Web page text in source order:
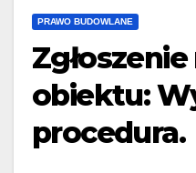
PRAWO BUDOWLANE
obiektu:
procedura.